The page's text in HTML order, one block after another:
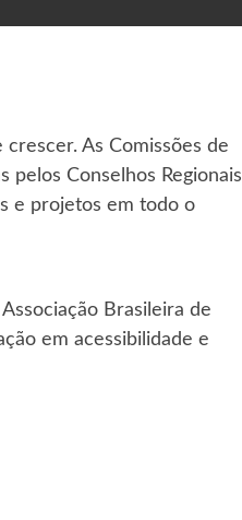
As Comissões de
pelos Conselhos Regionais
e projetos em todo o
Brasileira de
em acessibilidade e